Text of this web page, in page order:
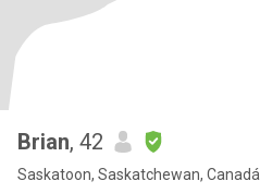
Brian, 42
Saskatoon, Saskatchewan, Canadá